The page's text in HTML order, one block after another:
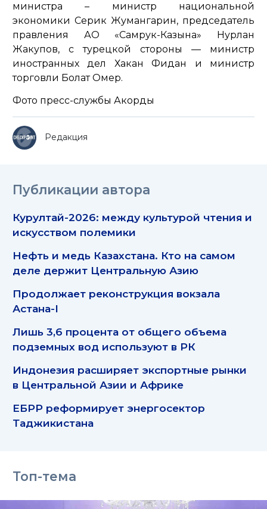
министра – министр национальной
экономики Серик Жумангарин, председатель
правления АО «Самрук-Казына» Нурлан
Жакупов, с турецкой стороны — министр
иностранных дел Хакан Фидан и министр
торговли Болат Омер.
Фото пресс-службы Акорды
Редакция
Публикации автора
Курултай-2026: между культурой чтения и
искусством полемики
Нефть и медь Казахстана. Кто на самом
деле держит Центральную Азию
Продолжает реконструкция вокзала
Астана-I
Лишь 3,6 процента от общего объема
подземных вод используют в РК
Индонезия расширяет экспортные рынки
в Центральной Азии и Африке
ЕБРР реформирует энергосектор
Таджикистана
Топ-тема